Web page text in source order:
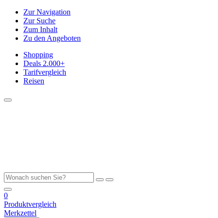
Zur Navigation
Zur Suche
Zum Inhalt
Zu den Angeboten
Shopping
Deals 2.000+
Tarifvergleich
Reisen
0
Produktvergleich
Merkzettel